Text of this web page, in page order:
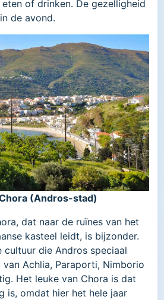
of drinken. De gezelligheid
de avond.
(Andros-stad)
dat naar de ruïnes van het
kasteel leidt, is bijzonder.
cultuur die Andros speciaal
van Achlia, Paraporti, Nimborio
Het leuke van Chora is dat
is, omdat hier het hele jaar